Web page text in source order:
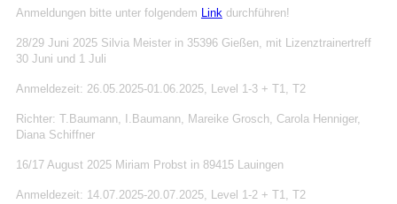
Anmeldungen bitte unter folgendem Linkdurchführen!
28/29 Juni 2025 Silvia Meister in 35396 Gießen, mit Lizenztrainertreff
30 Juni und 1 Juli
Anmeldezeit: 26.05.2025-01.06.2025, Level 1-3 + T1, T2
Richter: T.Baumann, I.Baumann, Mareike Grosch, Carola Henniger,
Diana Schiffner
16/17 August 2025 Miriam Probst in 89415 Lauingen
Anmeldezeit: 14.07.2025-20.07.2025, Level 1-2 + T1, T2